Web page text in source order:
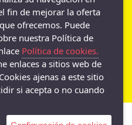
(Jaén)
23100 (Jaén)
fin de mejorar la oferta
ofrecemos. Puede
nuestra Política de
Política de cookies.
enlaces a sitios web de
ajenas a este sitio
si acepta o no cuando